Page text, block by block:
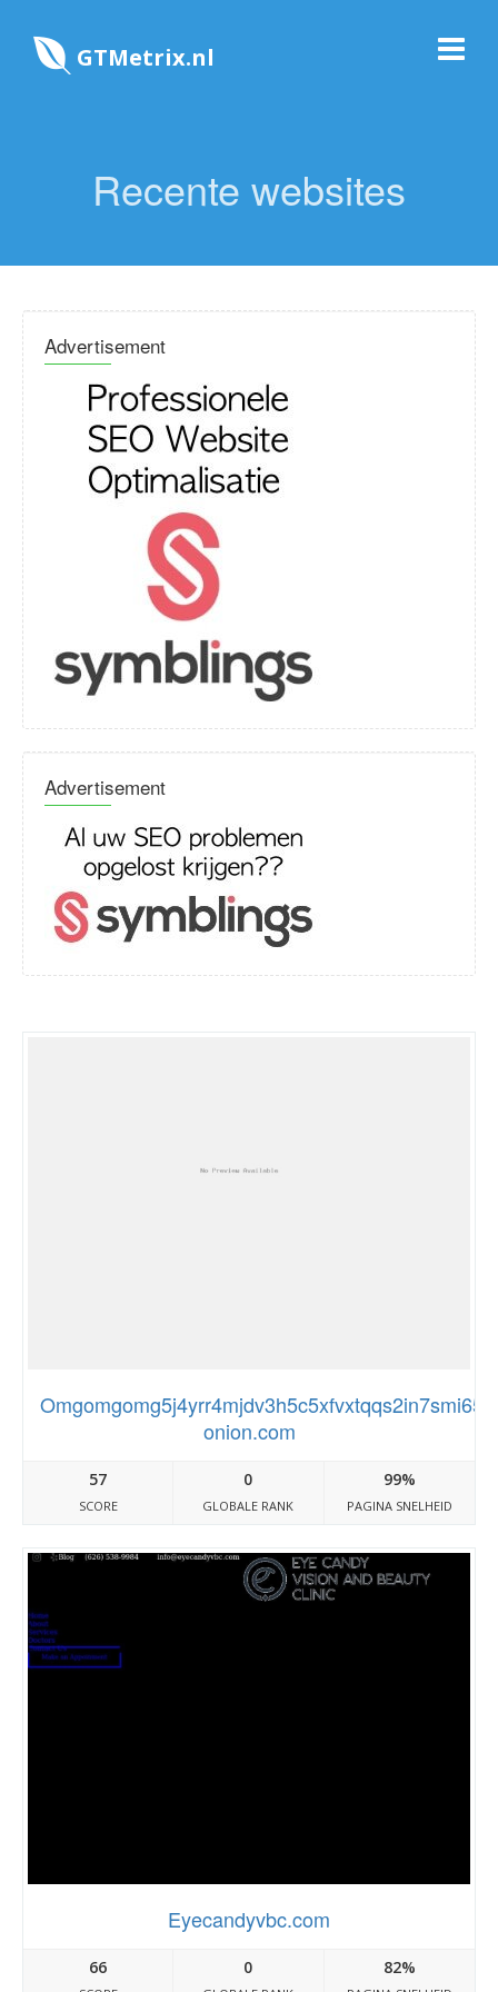
GTMetrix.nl
Recente websites
Advertisement
Advertisement
onion.com
57
SCORE
0
GLOBALE RANK
99%
PAGINA SNELHEID
Eyecandyvbc.com
66 0 82%